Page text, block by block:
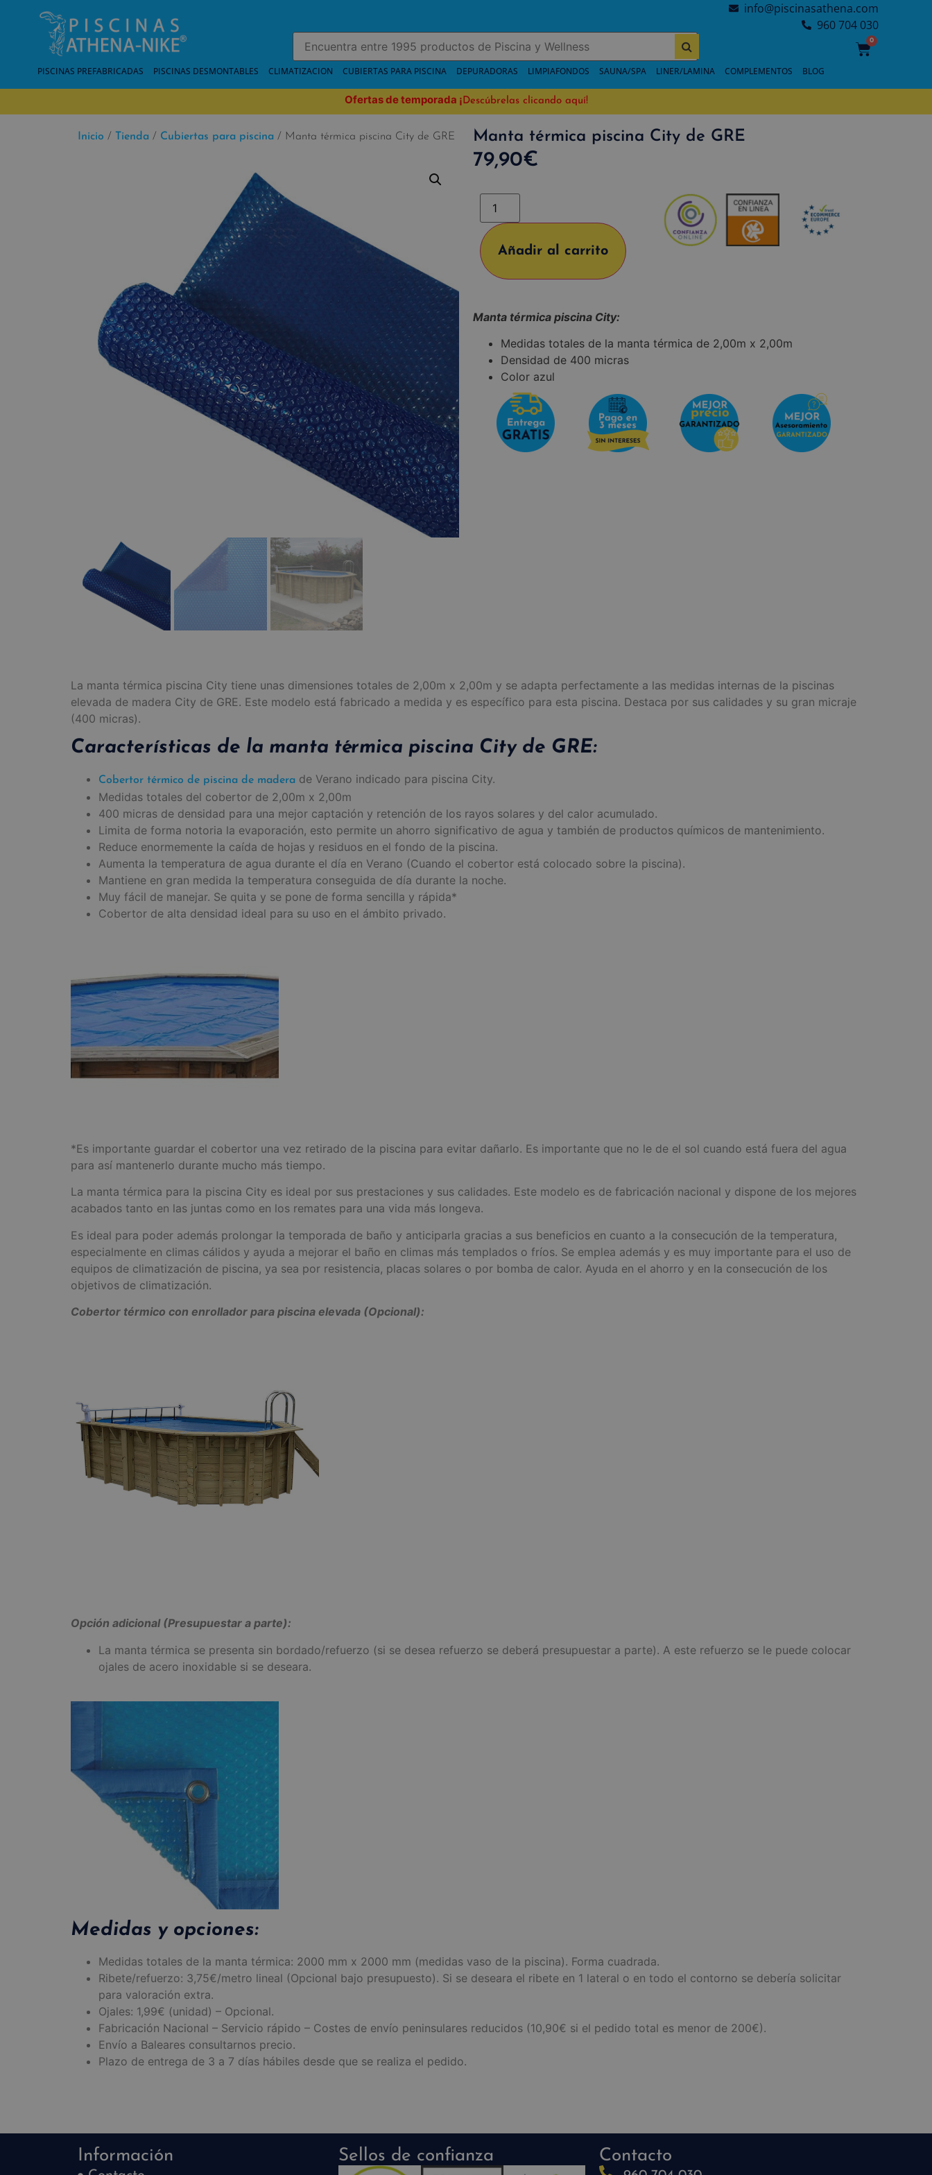
info@piscinasathena.com
960 704 030
0
PISCINAS PREFABRICADAS PISCINAS DESMONTABLES CLIMATIZACION CUBIERTAS PARA PISCINA DEPURADORAS LIMPIAFONDOS SAUNA/SPA LINER/LAMINA COMPLEMENTOS BLOG
Ofertas de temporada ¡ Descúbrelas clicando aquí!
Inicio / Tienda / Cubiertas para piscina / Manta térmica piscina City de GRE Manta térmica piscina City de GRE
79,90€
Añadir al carrito
Manta térmica piscina City:
Medidas totales de la manta térmica de 2,00m x 2,00m
Densidad de 400 micras
Color azul
La manta térmica piscina City tiene unas dimensiones totales de 2,00m x 2,00m y se adapta perfectamente a las medidas internas de la piscinas
elevada de madera City de GRE. Este modelo está fabricado a medida y es específico para esta piscina. Destaca por sus calidades y su gran micraje
(400 micras).
Características de la manta térmica piscina City de GRE:
Cobertor térmico de piscina de madera de Verano indicado para piscina City.
Medidas totales del cobertor de 2,00m x 2,00m
400 micras de densidad para una mejor captación y retención de los rayos solares y del calor acumulado.
Limita de forma notoria la evaporación, esto permite un ahorro significativo de agua y también de productos químicos de mantenimiento.
Reduce enormemente la caída de hojas y residuos en el fondo de la piscina.
Aumenta la temperatura de agua durante el día en Verano (Cuando el cobertor está colocado sobre la piscina).
Mantiene en gran medida la temperatura conseguida de día durante la noche.
Muy fácil de manejar. Se quita y se pone de forma sencilla y rápida*
Cobertor de alta densidad ideal para su uso en el ámbito privado.
*Es importante guardar el cobertor una vez retirado de la piscina para evitar dañarlo. Es importante que no le de el sol cuando está fuera del agua
para así mantenerlo durante mucho más tiempo.
La manta térmica para la piscina City es ideal por sus prestaciones y sus calidades. Este modelo es de fabricación nacional y dispone de los mejores
acabados tanto en las juntas como en los remates para una vida más longeva.
Es ideal para poder además prolongar la temporada de baño y anticiparla gracias a sus beneficios en cuanto a la consecución de la temperatura,
especialmente en climas cálidos y ayuda a mejorar el baño en climas más templados o fríos. Se emplea además y es muy importante para el uso de
equipos de climatización de piscina, ya sea por resistencia, placas solares o por bomba de calor. Ayuda en el ahorro y en la consecución de los
objetivos de climatización.
Cobertor térmico con enrollador para piscina elevada (Opcional):
Opción adicional (Presupuestar a parte):
La manta térmica se presenta sin bordado/refuerzo (si se desea refuerzo se deberá presupuestar a parte). A este refuerzo se le puede colocar
ojales de acero inoxidable si se deseara.
Medidas y opciones:
Medidas totales de la manta térmica: 2000 mm x 2000 mm (medidas vaso de la piscina). Forma cuadrada.
Ribete/refuerzo: 3,75€/metro lineal (Opcional bajo presupuesto). Si se deseara el ribete en 1 lateral o en todo el contorno se debería solicitar
para valoración extra.
Ojales: 1,99€ (unidad) – Opcional.
Fabricación Nacional – Servicio rápido – Costes de envío peninsulares reducidos (10,90€ si el pedido total es menor de 200€).
Envío a Baleares consultarnos precio.
Plazo de entrega de 3 a 7 días hábiles desde que se realiza el pedido.
Información Sellos de confianza Contacto